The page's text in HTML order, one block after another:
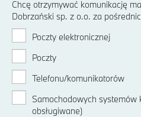
Chcę otrzymywać komunikację
Dobrzański sp. z o.o. za
Poczty elektronicznej
Poczty
Telefonu/komunikatorów
Samochodowych systemów
obsługiwane)